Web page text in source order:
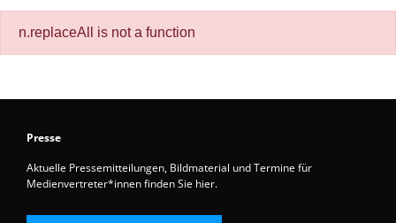
n.replaceAll is not a function
Presse
Aktuelle Pressemitteilungen, Bildmaterial und Termine für
Medienvertreter*innen finden Sie hier.